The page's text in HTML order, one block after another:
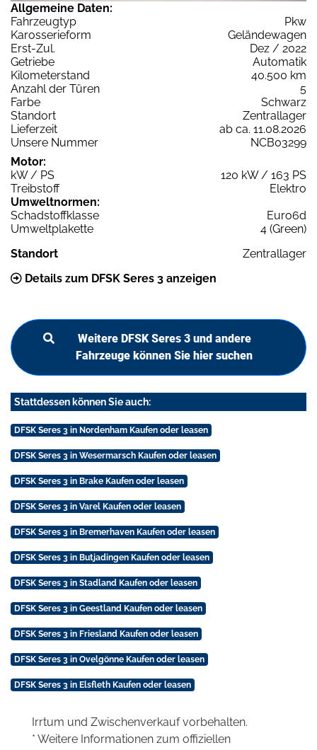
Allgemeine Daten:
Fahrzeugtyp
Pkw
Karosserieform
Geländewagen
Erst-Zul.
Dez / 2022
Getriebe
Automatik
Kilometerstand
40.500 km
Anzahl der Türen
5
Farbe
Schwarz
Standort
Zentrallager
Lieferzeit
ab ca. 11.08.2026
Unsere Nummer
NCB03299
Motor:
kW / PS
120 kW / 163 PS
Treibstoff
Elektro
Umweltnormen:
Schadstoffklasse
Euro6d
Umweltplakette
4 (Green)
Standort
Zentrallager
Details zum DFSK Seres 3 anzeigen
Weitere DFSK Seres 3 und andere
Fahrzeuge können Sie hier suchen
Stattdessen können Sie auch:
DFSK Seres 3 in Nordenham Kaufen oder leasen
DFSK Seres 3 in Wesermarsch Kaufen oder leasen
DFSK Seres 3 in Brake Kaufen oder leasen
DFSK Seres 3 in Varel Kaufen oder leasen
DFSK Seres 3 in Bremerhaven Kaufen oder leasen
DFSK Seres 3 in Butjadingen Kaufen oder leasen
DFSK Seres 3 in Stadland Kaufen oder leasen
DFSK Seres 3 in Geestland Kaufen oder leasen
DFSK Seres 3 in Friesland Kaufen oder leasen
DFSK Seres 3 in Ovelgönne Kaufen oder leasen
DFSK Seres 3 in Elsfleth Kaufen oder leasen
Irrtum und Zwischenverkauf vorbehalten.
* Weitere Informationen zum offiziellen